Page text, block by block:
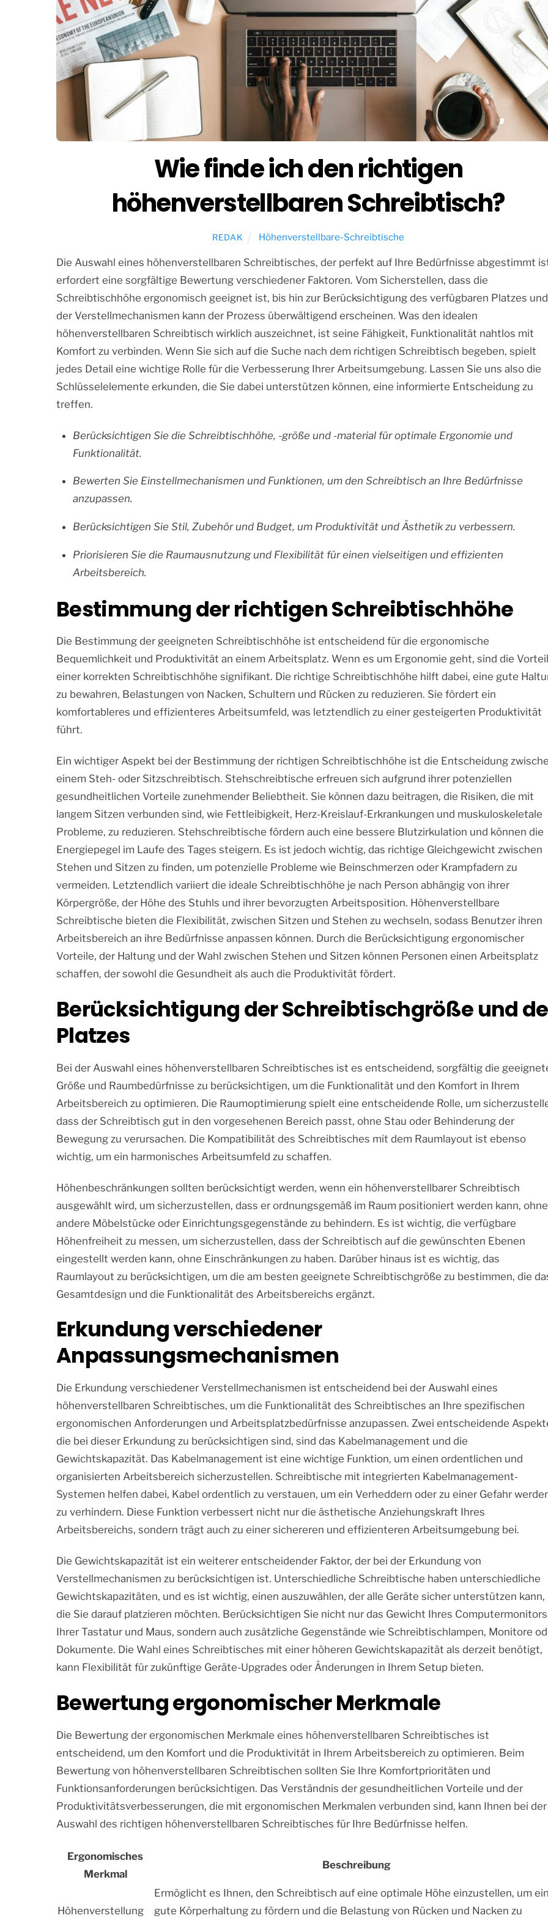
Wie finde ich den richtigen
höhenverstellbaren Schreibtisch?
REDAK Höhenverstellbare-Schreibtische
Die Auswahl eines höhenverstellbaren Schreibtisches, der perfekt auf Ihre Bedürfnisse abgestimmt
erfordert eine sorgfältige Bewertung verschiedener Faktoren. Vom Sicherstellen, dass die
Schreibtischhöhe ergonomisch geeignet ist, bis hin zur Berücksichtigung des verfügbaren Platzes und
der Verstellmechanismen kann der Prozess überwältigend erscheinen. Was den idealen
höhenverstellbaren Schreibtisch wirklich auszeichnet, ist seine Fähigkeit, Funktionalität nahtlos mit
Komfort zu verbinden. Wenn Sie sich auf die Suche nach dem richtigen Schreibtisch begeben, spielt
jedes Detail eine wichtige Rolle für die Verbesserung Ihrer Arbeitsumgebung. Lassen Sie uns also die
Schlüsselelemente erkunden, die Sie dabei unterstützen können, eine informierte Entscheidung zu
treffen.
Berücksichtigen Sie die Schreibtischhöhe, -größe und -material für optimale Ergonomie und
Funktionalität.
Bewerten Sie Einstellmechanismen und Funktionen, um den Schreibtisch an Ihre Bedürfnisse
anzupassen.
Berücksichtigen Sie Stil, Zubehör und Budget, um Produktivität und Ästhetik zu verbessern.
Priorisieren Sie die Raumausnutzung und Flexibilität für einen vielseitigen und effizienten
Arbeitsbereich.
Bestimmung der richtigen Schreibtischhöhe
Die Bestimmung der geeigneten Schreibtischhöhe ist entscheidend für die ergonomische
Bequemlichkeit und Produktivität an einem Arbeitsplatz. Wenn es um Ergonomie geht, sind die
einer korrekten Schreibtischhöhe signifikant. Die richtige Schreibtischhöhe hilft dabei, eine gute
zu bewahren, Belastungen von Nacken, Schultern und Rücken zu reduzieren. Sie fördert ein
komfortableres und effizienteres Arbeitsumfeld, was letztendlich zu einer gesteigerten Produktivität
führt.
Ein wichtiger Aspekt bei der Bestimmung der richtigen Schreibtischhöhe ist die Entscheidung
einem Steh- oder Sitzschreibtisch. Stehschreibtische erfreuen sich aufgrund ihrer potenziellen
gesundheitlichen Vorteile zunehmender Beliebtheit. Sie können dazu beitragen, die Risiken, die mit
langem Sitzen verbunden sind, wie Fettleibigkeit, Herz-Kreislauf-Erkrankungen und muskuloskeletale
Probleme, zu reduzieren. Stehschreibtische fördern auch eine bessere Blutzirkulation und können die
Energiepegel im Laufe des Tages steigern. Es ist jedoch wichtig, das richtige Gleichgewicht zwischen
Stehen und Sitzen zu finden, um potenzielle Probleme wie Beinschmerzen oder Krampfadern zu
vermeiden. Letztendlich variiert die ideale Schreibtischhöhe je nach Person abhängig von ihrer
Körpergröße, der Höhe des Stuhls und ihrer bevorzugten Arbeitsposition. Höhenverstellbare
Schreibtische bieten die Flexibilität, zwischen Sitzen und Stehen zu wechseln, sodass Benutzer ihren
Arbeitsbereich an ihre Bedürfnisse anpassen können. Durch die Berücksichtigung ergonomischer
Vorteile, der Haltung und der Wahl zwischen Stehen und Sitzen können Personen einen Arbeitsplatz
schaffen, der sowohl die Gesundheit als auch die Produktivität fördert.
Berücksichtigung der Schreibtischgröße und
Platzes
Bei der Auswahl eines höhenverstellbaren Schreibtisches ist es entscheidend, sorgfältig die
Größe und Raumbedürfnisse zu berücksichtigen, um die Funktionalität und den Komfort in Ihrem
Arbeitsbereich zu optimieren. Die Raumoptimierung spielt eine entscheidende Rolle, um
dass der Schreibtisch gut in den vorgesehenen Bereich passt, ohne Stau oder Behinderung der
Bewegung zu verursachen. Die Kompatibilität des Schreibtisches mit dem Raumlayout ist ebenso
wichtig, um ein harmonisches Arbeitsumfeld zu schaffen.
Höhenbeschränkungen sollten berücksichtigt werden, wenn ein höhenverstellbarer Schreibtisch
ausgewählt wird, um sicherzustellen, dass er ordnungsgemäß im Raum positioniert werden kann, ohne
andere Möbelstücke oder Einrichtungsgegenstände zu behindern. Es ist wichtig, die verfügbare
Höhenfreiheit zu messen, um sicherzustellen, dass der Schreibtisch auf die gewünschten Ebenen
eingestellt werden kann, ohne Einschränkungen zu haben. Darüber hinaus ist es wichtig, das
Raumlayout zu berücksichtigen, um die am besten geeignete Schreibtischgröße zu bestimmen, die
Gesamtdesign und die Funktionalität des Arbeitsbereichs ergänzt.
Erkundung verschiedener
Anpassungsmechanismen
Die Erkundung verschiedener Verstellmechanismen ist entscheidend bei der Auswahl eines
höhenverstellbaren Schreibtisches, um die Funktionalität des Schreibtisches an Ihre spezifischen
ergonomischen Anforderungen und Arbeitsplatzbedürfnisse anzupassen. Zwei entscheidende
die bei dieser Erkundung zu berücksichtigen sind, sind das Kabelmanagement und die
Gewichtskapazität. Das Kabelmanagement ist eine wichtige Funktion, um einen ordentlichen und
organisierten Arbeitsbereich sicherzustellen. Schreibtische mit integrierten Kabelmanagement-
Systemen helfen dabei, Kabel ordentlich zu verstauen, um ein Verheddern oder zu einer Gefahr
zu verhindern. Diese Funktion verbessert nicht nur die ästhetische Anziehungskraft Ihres
Arbeitsbereichs, sondern trägt auch zu einer sichereren und effizienteren Arbeitsumgebung bei.
Die Gewichtskapazität ist ein weiterer entscheidender Faktor, der bei der Erkundung von
Verstellmechanismen zu berücksichtigen ist. Unterschiedliche Schreibtische haben unterschiedliche
Gewichtskapazitäten, und es ist wichtig, einen auszuwählen, der alle Geräte sicher unterstützen kann,
die Sie darauf platzieren möchten. Berücksichtigen Sie nicht nur das Gewicht Ihres
Ihrer Tastatur und Maus, sondern auch zusätzliche Gegenstände wie Schreibtischlampen, Monitore
Dokumente. Die Wahl eines Schreibtisches mit einer höheren Gewichtskapazität als derzeit benötigt,
kann Flexibilität für zukünftige Geräte-Upgrades oder Änderungen in Ihrem Setup bieten.
Bewertung ergonomischer Merkmale
Die Bewertung der ergonomischen Merkmale eines höhenverstellbaren Schreibtisches ist
entscheidend, um den Komfort und die Produktivität in Ihrem Arbeitsbereich zu optimieren. Beim
Bewertung von höhenverstellbaren Schreibtischen sollten Sie Ihre Komfortprioritäten und
Funktionsanforderungen berücksichtigen. Das Verständnis der gesundheitlichen Vorteile und der
Produktivitätsverbesserungen, die mit ergonomischen Merkmalen verbunden sind, kann Ihnen bei der
Auswahl des richtigen höhenverstellbaren Schreibtisches für Ihre Bedürfnisse helfen.
Ergonomisches
Merkmal
Beschreibung
Höhenverstellung
Ermöglicht es Ihnen, den Schreibtisch auf eine optimale Höhe einzustellen, um
gute Körperhaltung zu fördern und die Belastung von Rücken und Nacken zu